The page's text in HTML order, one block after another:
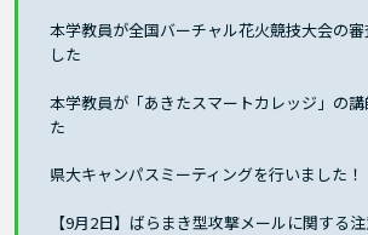
本学教員が全国バーチャル花火競技大会の
した
本学教員が「あきたスマートカレッジ」の
た
県大キャンパスミーティングを行いました！
【9月2日】ばらまき型攻撃メールに関する